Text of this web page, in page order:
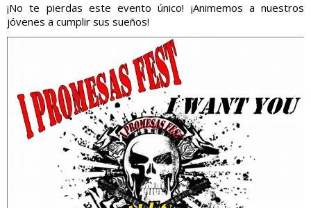
¡No te pierdas este evento único! ¡Animemos a nuestros
jóvenes a cumplir sus sueños!